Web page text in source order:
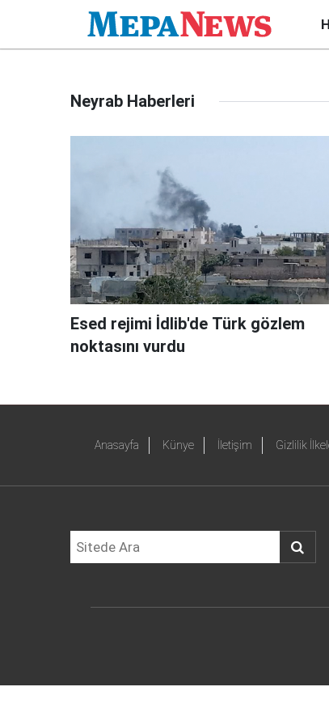
Neyrab Haberleri
Esed rejimi İdlib'de Türk gözlem
noktasını vurdu
Anasayfa Künye İletişim Gizlilik